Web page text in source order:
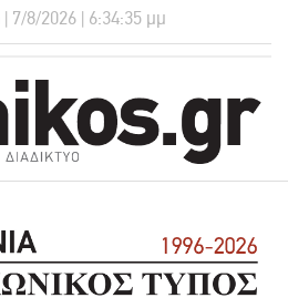
| 7/8/2026 | 6:34:35 μμ